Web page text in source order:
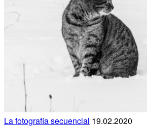
La fotografía secuencial 19.02.2020